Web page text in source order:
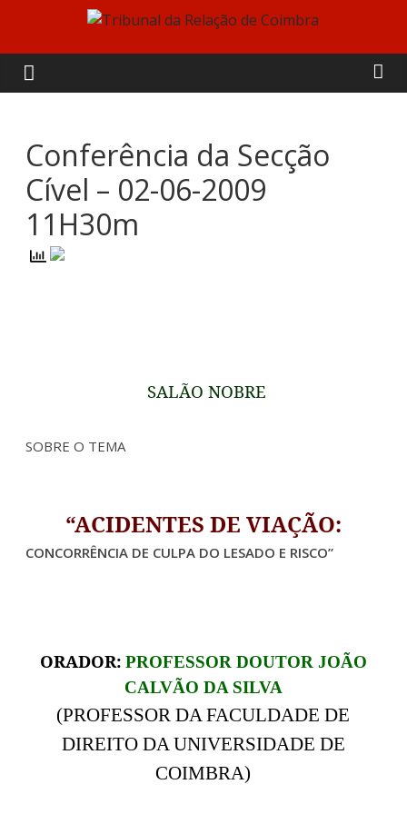
content
Tribunal
da
Relação
de
Coimbra
Conferência da Secção
Cível – 02-06-2009
11H30m
SALÃO NOBRE
SOBRE O TEMA
“ACIDENTES DE VIAÇÃO:
CONCORRÊNCIA DE CULPA DO LESADO E RISCO”
ORADOR: PROFESSOR DOUTOR JOÃO
CALVÃO DA SILVA
(PROFESSOR DA FACULDADE DE
DIREITO DA UNIVERSIDADE DE
COIMBRA)